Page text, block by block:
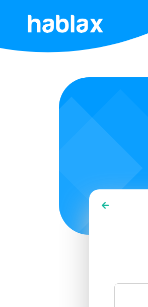
Início
SIGN UP